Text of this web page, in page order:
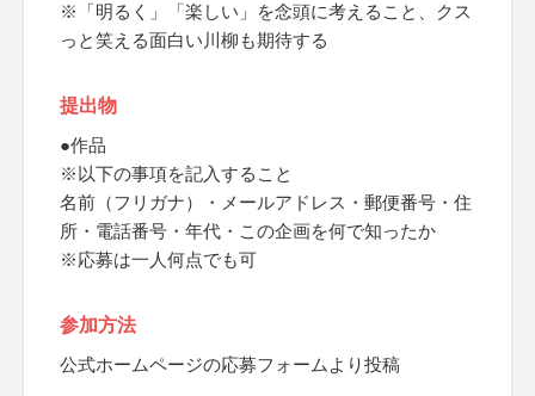
※「明るく」「楽しい」を念頭に考えること、クス
っと笑える面白い川柳も期待する
提出物
●作品
※以下の事項を記入すること
名前（フリガナ）・メールアドレス・郵便番号・住
所・電話番号・年代・この企画を何で知ったか
※応募は一人何点でも可
参加方法
公式ホームページの応募フォームより投稿